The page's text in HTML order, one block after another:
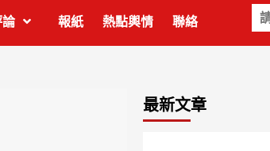
關
鍵
字:
論 報紙 熱點輿情 聯絡
最新文章